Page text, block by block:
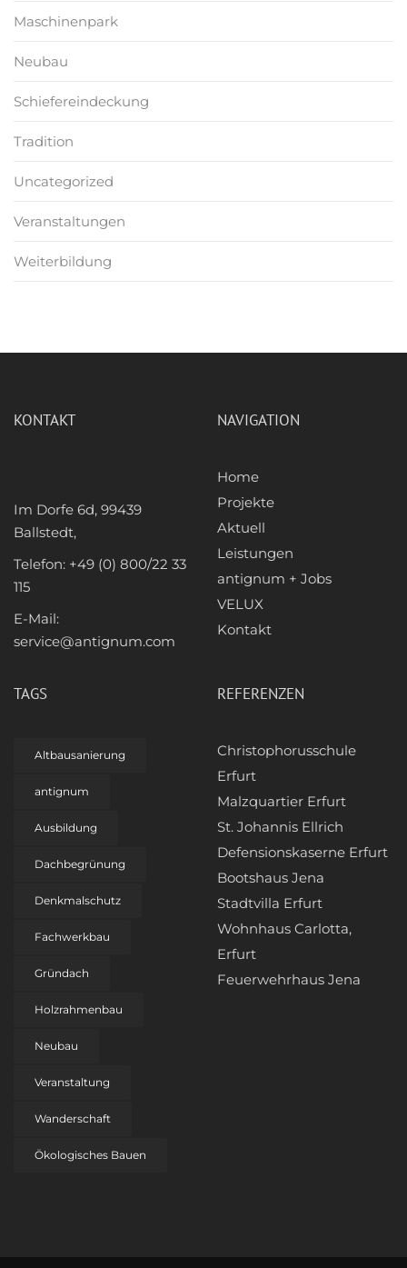
Maschinenpark
Neubau
Schiefereindeckung
Tradition
Uncategorized
Veranstaltungen
Weiterbildung
KONTAKT
Im Dorfe 6d, 99439
Ballstedt,
Telefon: +49 (0) 800/22 33
115
E-Mail:
service@antignum.com
NAVIGATION
Home
Projekte
Aktuell
Leistungen
antignum + Jobs
VELUX
Kontakt
TAGS
Altbausanierung
antignum
Ausbildung
Dachbegrünung
Denkmalschutz
Fachwerkbau
Gründach
Holzrahmenbau
Neubau
Veranstaltung
Wanderschaft
Ökologisches Bauen
REFERENZEN
Christophorusschule
Erfurt
Malzquartier Erfurt
St. Johannis Ellrich
Defensionskaserne Erfurt
Bootshaus Jena
Stadtvilla Erfurt
Wohnhaus Carlotta,
Erfurt
Feuerwehrhaus Jena